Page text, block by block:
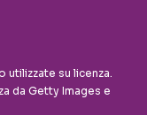
su licenza.
da Getty Images e